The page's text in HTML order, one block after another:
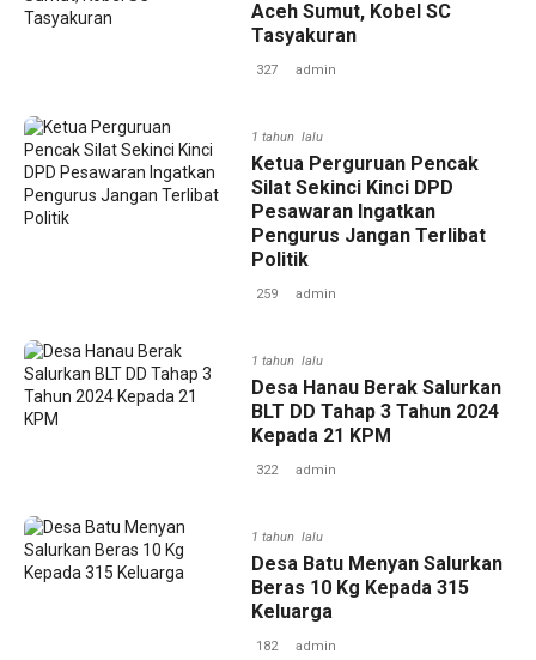
Aceh Sumut, Kobel SC
Tasyakuran
327 admin
1 tahun lalu
Ketua Perguruan Pencak
Silat Sekinci Kinci DPD
Pesawaran Ingatkan
Pengurus Jangan Terlibat
Politik
259 admin
1 tahun lalu
Desa Hanau Berak Salurkan
BLT DD Tahap 3 Tahun 2024
Kepada 21 KPM
322 admin
1 tahun lalu
Desa Batu Menyan Salurkan
Beras 10 Kg Kepada 315
Keluarga
182 admin